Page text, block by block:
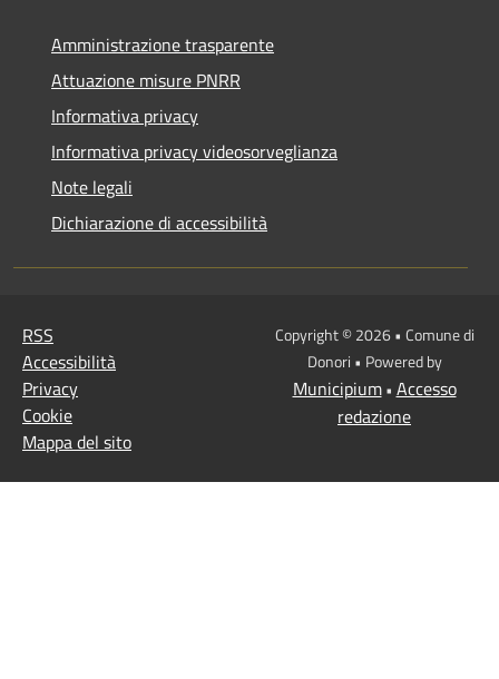
Amministrazione trasparente
Attuazione misure PNRR
Informativa privacy
Informativa privacy videosorveglianza
Note legali
Dichiarazione di accessibilità
RSS
Accessibilità
Privacy
Cookie
Mappa del sito
Copyright © 2026 • Comune di
Donori • Powered by
Municipium• Accesso
redazione